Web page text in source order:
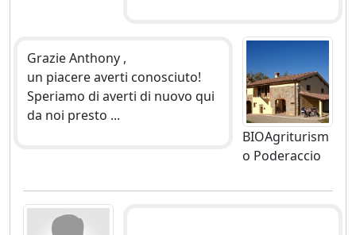
Grazie Anthony ,
un piacere averti conosciuto!
Speriamo di averti di nuovo qui
da noi presto ...
BIOAgriturism
o Poderaccio